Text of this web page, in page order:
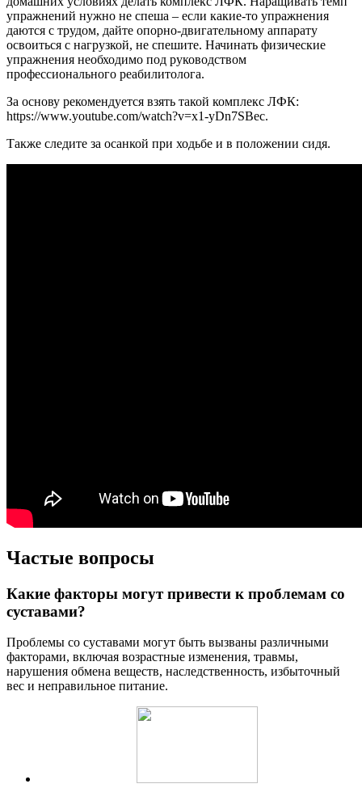
упражнений нужно не спеша – если какие-то упражнения
даются с трудом, дайте опорно-двигательному аппарату
освоиться с нагрузкой, не спешите. Начинать физические
упражнения необходимо под руководством
профессионального реабилитолога.
За основу рекомендуется взять такой комплекс ЛФК:
https://www.youtube.com/watch?v=x1-yDn7SBec.
Также следите за осанкой при ходьбе и в положении сидя.
Частые вопросы
Какие факторы могут привести к проблемам со
суставами?
Проблемы со суставами могут быть вызваны различными
факторами, включая возрастные изменения, травмы,
нарушения обмена веществ, наследственность, избыточный
вес и неправильное питание.